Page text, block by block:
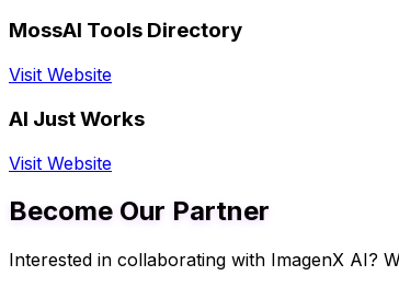
MossAI Tools Directory
Visit Website
AI Just Works
Visit Website
Become Our Partner
Interested in collaborating with ImagenX AI?